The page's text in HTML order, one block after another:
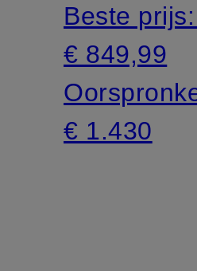
Beste prijs:
€ 849,99
€ 1.430